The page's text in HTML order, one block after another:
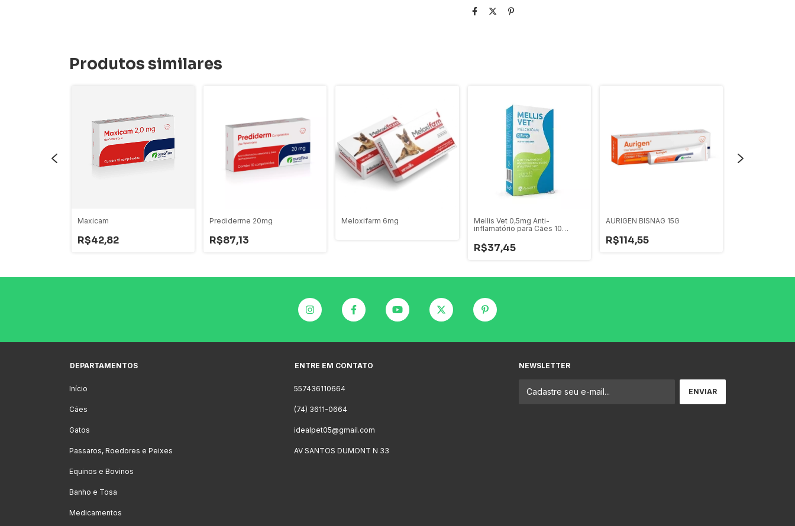
Produtos similares
Maxicam
R$42,82
Prediderme 20mg
R$87,13
Meloxifarm 6mg
Mellis Vet 0,5mg Anti-
inflamatório para Cães 10
R$37,45
AURIGEN BISNAG 15G
R$114,55
DEPARTAMENTOS
Início
Cães
Gatos
Passaros, Roedores e Peixes
Equinos e Bovinos
Banho e Tosa
Medicamentos
ENTRE EM CONTATO
557436110664
(74) 3611-0664
idealpet05@gmail.com
AV SANTOS DUMONT N 33
NEWSLETTER